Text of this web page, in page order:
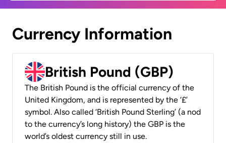
Currency Information
British Pound (GBP)
The British Pound is the official currency of the
United Kingdom, and is represented by the ‘£’
symbol. Also called ‘British Pound Sterling’ (a nod
to the currency’s long history) the GBP is the
world’s oldest currency still in use.